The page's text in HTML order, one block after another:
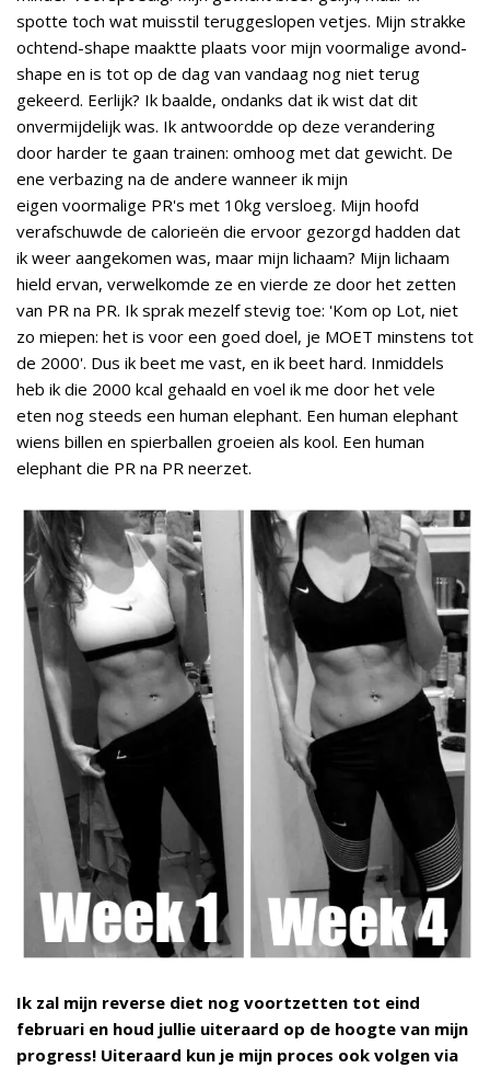
spotte toch wat muisstil teruggeslopen vetjes. Mijn strakke
ochtend-shape maaktte plaats voor mijn voormalige avond-
shape en is tot op de dag van vandaag nog niet terug
gekeerd. Eerlijk? Ik baalde, ondanks dat ik wist dat dit
onvermijdelijk was. Ik antwoordde op deze verandering
door harder te gaan trainen: omhoog met dat gewicht. De
ene verbazing na de andere wanneer ik mijn
eigen voormalige PR's met 10kg versloeg. Mijn hoofd
verafschuwde de calorieën die ervoor gezorgd hadden dat
ik weer aangekomen was, maar mijn lichaam? Mijn lichaam
hield ervan, verwelkomde ze en vierde ze door het zetten
van PR na PR. Ik sprak mezelf stevig toe: 'Kom op Lot, niet
zo miepen: het is voor een goed doel, je MOET minstens tot
de 2000'. Dus ik beet me vast, en ik beet hard. Inmiddels
heb ik die 2000 kcal gehaald en voel ik me door het vele
eten nog steeds een human elephant. Een human elephant
wiens billen en spierballen groeien als kool. Een human
elephant die PR na PR neerzet.
Ik zal mijn reverse diet nog voortzetten tot eind
februari en houd jullie uiteraard op de hoogte van mijn
progress! Uiteraard kun je mijn proces ook volgen via